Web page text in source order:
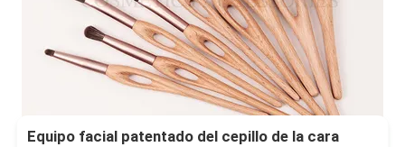
Equipo facial patentado del cepillo de la cara